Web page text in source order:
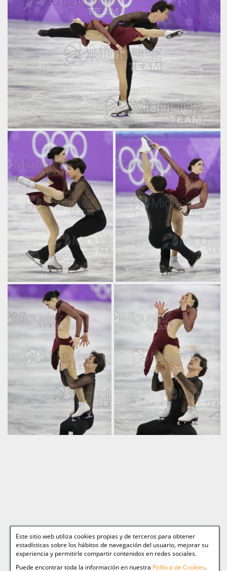
Este sitio web utiliza cookies propias y de terceros para obtener
estadísticas sobre los hábitos de navegación del usuario, mejorar su
experiencia y permitirle compartir contenidos en redes sociales.
Puede encontrar toda la información en nuestra Política de Cookies.